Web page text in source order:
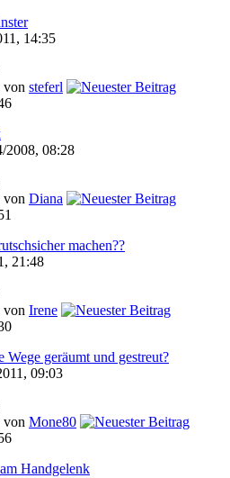
14:35
von steferl
2008, 08:28
von Diana
machen??
21:48
von Irene
Wege geräumt und gestreut?
09:03
von Mone80
Handgelenk